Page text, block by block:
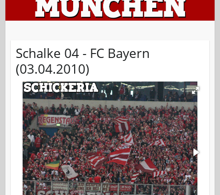
Schalke 04 - FC Bayern
(03.04.2010)